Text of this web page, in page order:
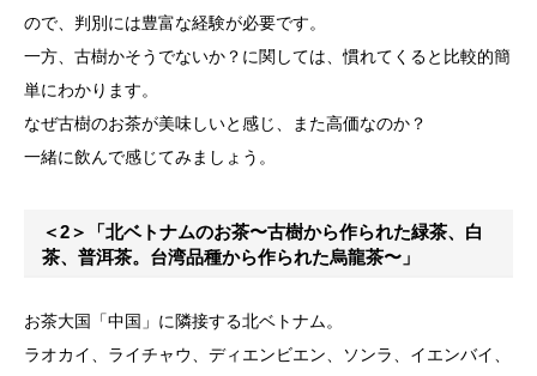
ので、判別には豊富な経験が必要です。
一方、古樹かそうでないか？に関しては、慣れてくると比較的簡
単にわかります。
なぜ古樹のお茶が美味しいと感じ、また高価なのか？
一緒に飲んで感じてみましょう。
＜2＞「北ベトナムのお茶〜古樹から作られた緑茶、白
茶、普洱茶。台湾品種から作られた烏龍茶〜」
お茶大国「中国」に隣接する北ベトナム。
ラオカイ、ライチャウ、ディエンビエン、ソンラ、イエンバイ、